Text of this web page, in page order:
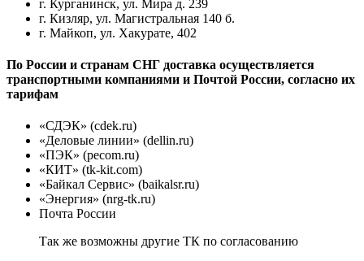
г. Курганинск, ул. Мира д. 239
г. Кизляр, ул. Магистральная 140 б.
г. Майкоп, ул. Хакурате, 402
По России и странам СНГ доставка осуществляется
транспортными компаниями и Почтой России, согласно их
тарифам
«СДЭК» (cdek.ru)
«Деловые линии» (dellin.ru)
«ПЭК» (pecom.ru)
«КИТ» (tk-kit.com)
«Байкал Сервис» (baikalsr.ru)
«Энергия» (nrg-tk.ru)
Почта России
Так же возможны другие ТК по согласованию